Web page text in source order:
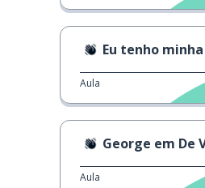
Eu tenho
Aula
George em De
Aula